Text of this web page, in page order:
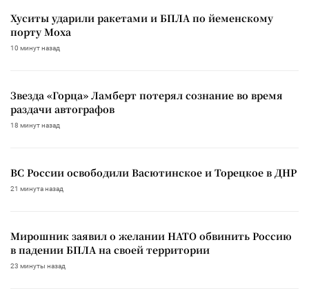
Хуситы ударили ракетами и БПЛА по йеменскому
порту Моха
10 минут назад
Звезда «Горца» Ламберт потерял сознание во время
раздачи автографов
18 минут назад
ВС России освободили Васютинское и Торецкое в ДНР
21 минута назад
Мирошник заявил о желании НАТО обвинить Россию
в падении БПЛА на своей территории
23 минуты назад